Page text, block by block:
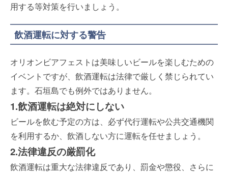
用する等対策を行いましょう。
飲酒運転に対する警告
オリオンビアフェストは美味しいビールを楽しむための
イベントですが、飲酒運転は法律で厳しく禁じられてい
ます。石垣島でも例外ではありません。
1.飲酒運転は絶対にしない
ビールを飲む予定の方は、必ず代行運転や公共交通機関
を利用するか、飲酒しない方に運転を任せましょう。
2.法律違反の厳罰化
飲酒運転は重大な法律違反であり、罰金や懲役、さらに